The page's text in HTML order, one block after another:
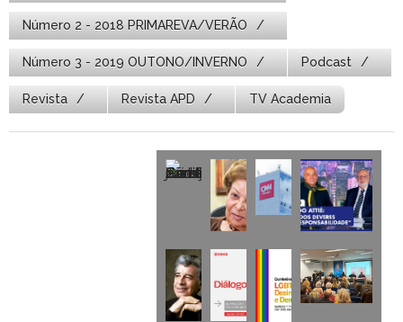
Número 2 - 2018 PRIMAREVA/VERÃO
Número 3 - 2019 OUTONO/INVERNO Podcast
Revista Revista APD TV Academia